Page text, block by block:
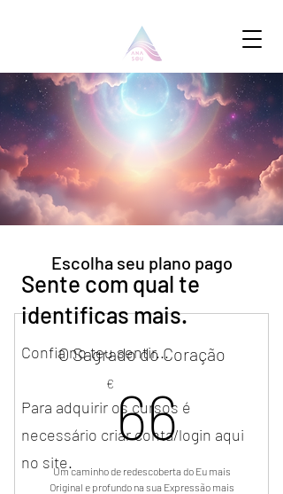
Escolha seu plano pago
O Sagrado do Coração
€6666€
Um caminho de redescoberta do Eu mais
Original e profundo na sua Expressão mais
Sente com qual te
identificas mais.
Confia no teu sentir...
Para adquirir os cursos é
necessário criar conta/login aqui
no site.